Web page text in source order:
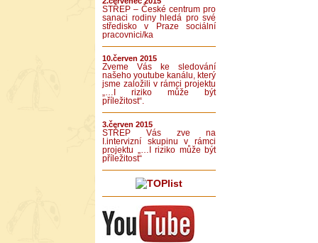
STŘEP – České centrum pro
sanaci rodiny hledá pro své
středisko v Praze sociální
pracovnici/ka
10.červen 2015
Zveme Vás ke sledování
našeho youtube kanálu, který
jsme založili v rámci projektu
„…I riziko může být
příležitost“.
3.červen 2015
STŘEP Vás zve na
I.intervizní skupinu v rámci
projektu „…I riziko může být
příležitost“